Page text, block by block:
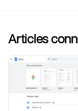
Articles